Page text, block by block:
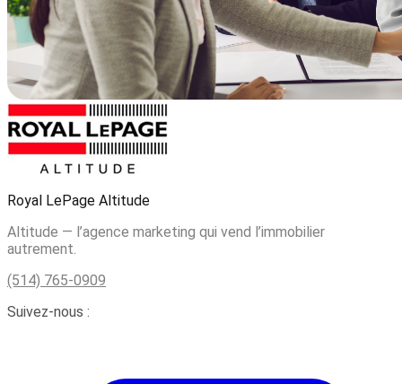
Royal LePage Altitude
Altitude — l’agence marketing qui vend l’immobilier
autrement.
(514) 765-0909
Suivez-nous :